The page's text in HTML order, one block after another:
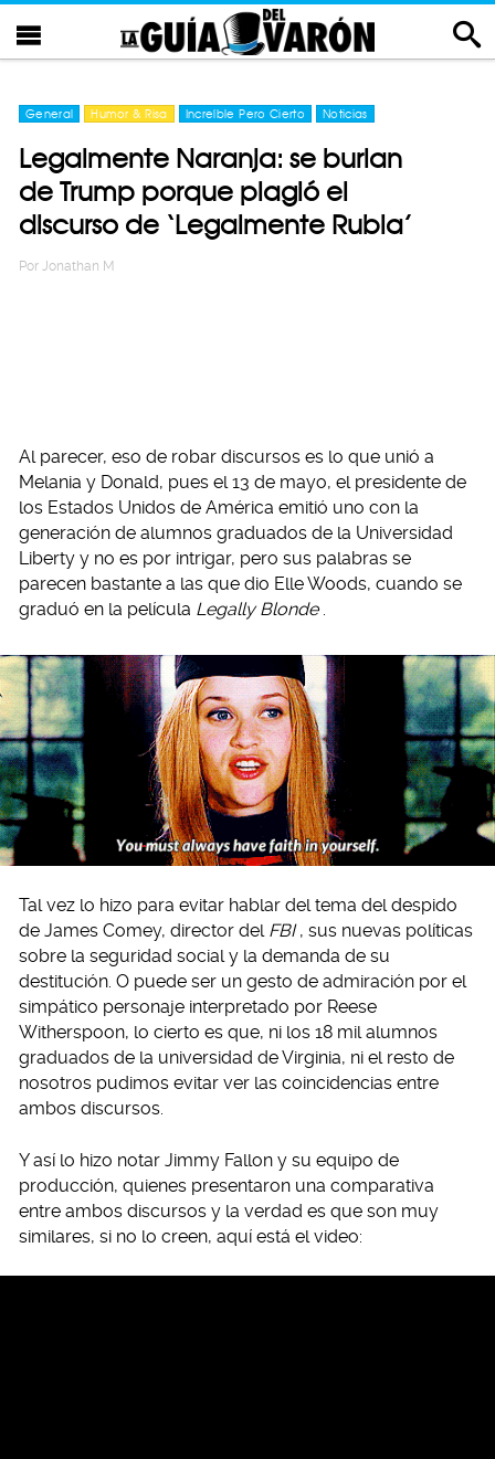
General Humor & Risa Increíble Pero Cierto Noticias
Legalmente Naranja: se burlan
de Trump porque plagió el
discurso de ‘Legalmente Rubia’
Por Jonathan M
Al parecer, eso de robar discursos es lo que unió a
Melania y Donald, pues el 13 de mayo, el presidente de
los Estados Unidos de América emitió uno con la
generación de alumnos graduados de la Universidad
Liberty y no es por intrigar, pero sus palabras se
parecen bastante a las que dio Elle Woods, cuando se
graduó en la película Legally Blonde .
Tal vez lo hizo para evitar hablar del tema del despido
de James Comey, director del FBI , sus nuevas políticas
sobre la seguridad social y la demanda de su
destitución. O puede ser un gesto de admiración por el
simpático personaje interpretado por Reese
Witherspoon, lo cierto es que, ni los 18 mil alumnos
graduados de la universidad de Virginia, ni el resto de
nosotros pudimos evitar ver las coincidencias entre
ambos discursos.
Y así lo hizo notar Jimmy Fallon y su equipo de
producción, quienes presentaron una comparativa
entre ambos discursos y la verdad es que son muy
similares, si no lo creen, aquí está el video: